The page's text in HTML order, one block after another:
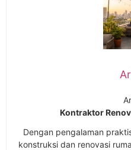
Kontraktor
Dengan pengalaman
konstruksi dan renovasi